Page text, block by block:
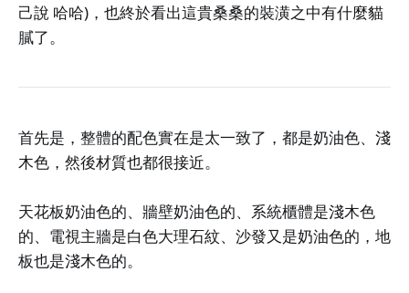
己說 哈哈)，也終於看出這貴桑桑的裝潢之中有什麼貓
膩了。
首先是，整體的配色實在是太一致了，都是奶油色、淺
木色，然後材質也都很接近。
天花板奶油色的、牆壁奶油色的、系統櫃體是淺木色
的、電視主牆是白色大理石紋、沙發又是奶油色的，地
板也是淺木色的。